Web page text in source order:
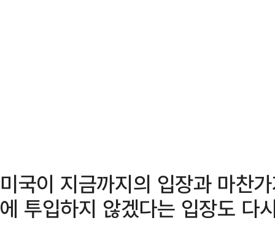
미국이 지금까지의 입장과 마찬
에 투입하지 않겠다는 입장도 다